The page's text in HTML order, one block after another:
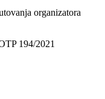
organizatora
194/2021